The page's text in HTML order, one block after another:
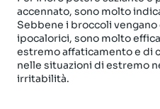
accennato, sono molto
Sebbene i broccoli
ipocalorici, sono molto
estremo affaticamento e di
nelle situazioni di estremo
irritabilità.